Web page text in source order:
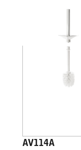
AV114A